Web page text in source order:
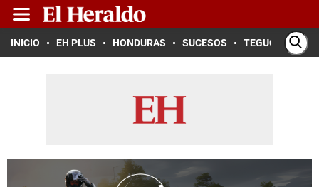
INICIO EH PLUS HONDURAS SUCESOS TEGUCIGALPA